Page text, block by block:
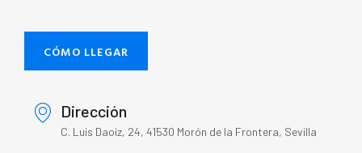
CÓMO LLEGAR
Dirección
C. Luis Daoiz, 24, 41530 Morón de la Frontera, Sevilla